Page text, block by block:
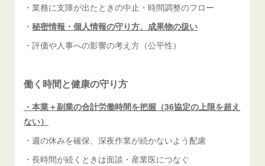
・業務に支障が出たときの中止・時間調整のフロー
・秘密情報・個人情報の守り方、成果物の扱い
・評価や人事への影響の考え方（公平性）
働く時間と健康の守り方
・本業＋副業の合計労働時間を把握（36協定の上限を超え
ない）
・週の休みを確保、深夜作業が続かないよう配慮
・長時間が続くときは面談・産業医につなぐ